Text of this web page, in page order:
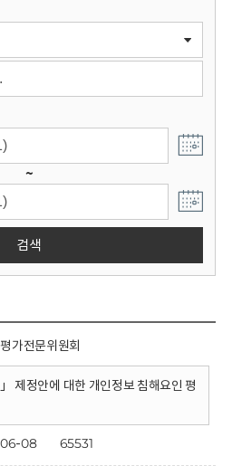
~
검색
가전문위원회
제정안에 대한 개인정보 침해요인 평
08 65531